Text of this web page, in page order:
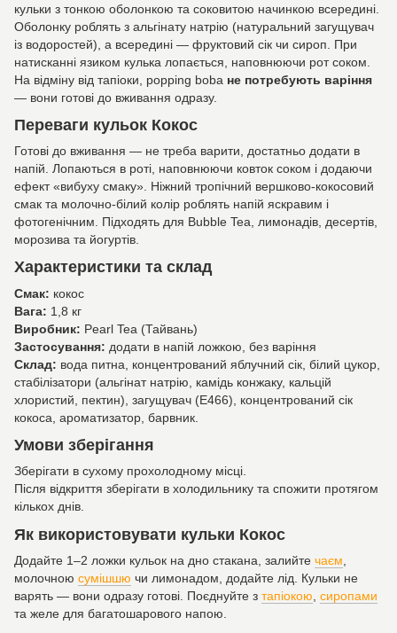
кульки з тонкою оболонкою та соковитою начинкою всередині.
Оболонку роблять з альгінату натрію (натуральний загущувач
із водоростей), а всередині — фруктовий сік чи сироп. При
натисканні язиком кулька лопається, наповнюючи рот соком.
На відміну від тапіоки, popping boba не потребують варіння
— вони готові до вживання одразу.
Переваги кульок Кокос
Готові до вживання — не треба варити, достатньо додати в
напій. Лопаються в роті, наповнюючи ковток соком і додаючи
ефект «вибуху смаку». Ніжний тропічний вершково-кокосовий
смак та молочно-білий колір роблять напій яскравим і
фотогенічним. Підходять для Bubble Tea, лимонадів, десертів,
морозива та йогуртів.
Характеристики та склад
Смак: кокос
Вага: 1,8 кг
Виробник: Pearl Tea (Тайвань)
Застосування: додати в напій ложкою, без варіння
Склад: вода питна, концентрований яблучний сік, білий цукор,
стабілізатори (альгінат натрію, камідь конжаку, кальцій
хлористий, пектин), загущувач (Е466), концентрований сік
кокоса, ароматизатор, барвник.
Умови зберігання
Зберігати в сухому прохолодному місці.
Після відкриття зберігати в холодильнику та спожити протягом
кількох днів.
Як використовувати кульки Кокос
Додайте 1–2 ложки кульок на дно стакана, залийте чаєм
молочною сумішшю чи лимонадом, додайте лід. Кульки не
варять — вони одразу готові. Поєднуйте з тапіокою сиропами
та желе для багатошарового напою.